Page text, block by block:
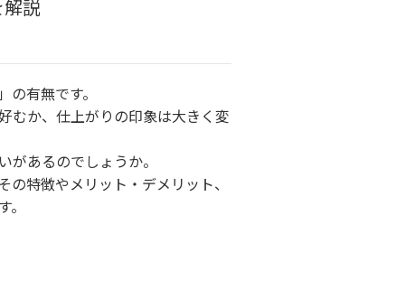
説
有無です。
むか、仕上がりの印象は大きく変
あるのでしょうか。
特徴やメリット・デメリット、